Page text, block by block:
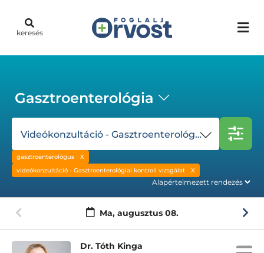
keresés
Gasztroenterológia
Videókonzultáció - Gasztroenterológiai kontroll vizsgálat
gasztroenterológus
videókonzultáció - Gasztroenterológiai kontroll vizsgálat
Ma, augusztus 08.
Dr. Tóth Kinga